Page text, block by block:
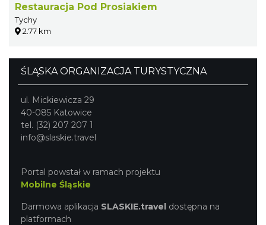
Restauracja Pod Prosiakiem
Tychy
2.77 km
ŚLĄSKA ORGANIZACJA TURYSTYCZNA
ul. Mickiewicza 29
40-085 Katowice
tel. (32) 207 207 1
info@slaskie.travel
Portal powstał w ramach projektu
Mobilne Śląskie
Darmowa aplikacja SLASKIE.travel dostępna na
platformach